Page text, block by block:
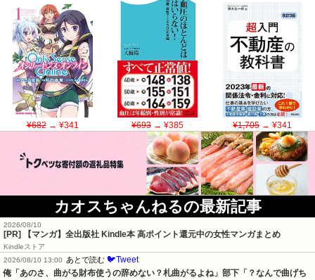
¥682→ ¥341 ¥693→ ¥385 ¥1,705→ ¥341
カオスちゃんねるの最新記事
2026/08/10
[PR] 【マンガ】全出版社 Kindle本 高ポイント還元中の女性マンガまとめ
Kindleストア
2026/08/10 13:00
あとで読む 🐦Tweet
俺「あのさ、曲がる財布使うの辞めない？札曲がるよね」部下「？なんで曲げち